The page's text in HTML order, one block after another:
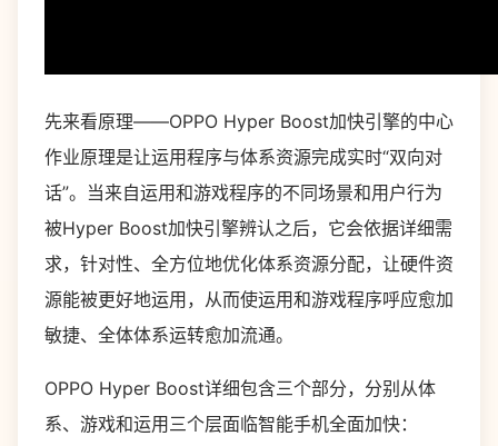
先来看原理——OPPO Hyper Boost加快引擎的中心
作业原理是让运用程序与体系资源完成实时“双向对
话”。当来自运用和游戏程序的不同场景和用户行为
被Hyper Boost加快引擎辨认之后，它会依据详细需
求，针对性、全方位地优化体系资源分配，让硬件资
源能被更好地运用，从而使运用和游戏程序呼应愈加
敏捷、全体体系运转愈加流通。
OPPO Hyper Boost详细包含三个部分，分别从体
系、游戏和运用三个层面临智能手机全面加快：